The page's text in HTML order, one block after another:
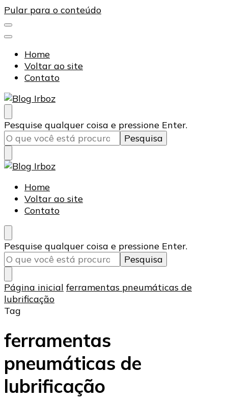
Pular para o conteúdo
Home
Voltar ao site
Contato
Blog Irboz
Blog de Lubrificação Industrial
Procurando
algo?
Pesquise qualquer coisa e pressione Enter.
Blog Irboz
Blog de Lubrificação Industrial
Home
Voltar ao site
Contato
Procurando
algo?
Pesquise qualquer coisa e pressione Enter.
Página inicial ferramentas pneumáticas de
lubrificação
Tag
ferramentas
pneumáticas de
lubrificação